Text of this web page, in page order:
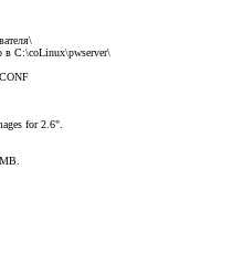
в C:\coLinux\pwserver\
for 2.6".